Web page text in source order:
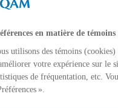
de l'IEIM, 24 mars 2022,
d’études internationales de
1977. Avant d’être
en Chine jusqu’en 2016,
adjoint au Haut-
puis Chef de mission
DC. Il a aussi été
en matière de témoins
utilisons des témoins
votre expérience sur le
de fréquentation, etc.
».